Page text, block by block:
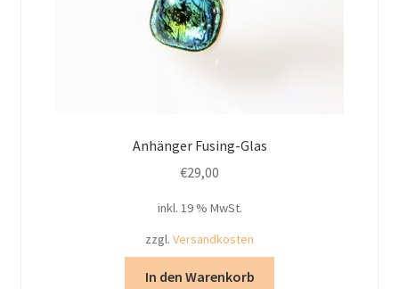
Anhänger Fusing-Glas
€29,00
inkl. 19 % MwSt.
zzgl. Versandkosten
In den Warenkorb